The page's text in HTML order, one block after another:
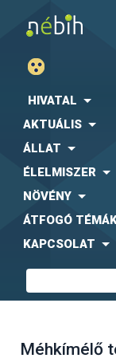
HIVATAL
AKTUÁLIS
ÁLLAT
ÉLELMISZER
NÖVÉNY
ÁTFOGÓ
KAPCSOLAT
Méhkímélő